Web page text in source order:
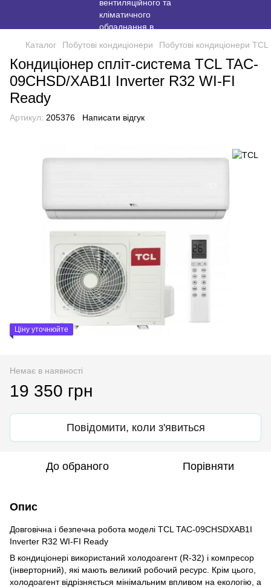
Каталог Побутові кондиціонери Побутові кондиціонери TCL
Кондиціонер спліт-система TCL TAC-
09CHSD/XAB1I Inverter R32 WI-FI
Ready
Артикул: 205376 Написати відгук
Ціну уточнюйте
Немає в наявності
19 350 грн
Повідомити, коли з'явиться
До обраного Порівняти
Опис
Довговічна і безпечна робота моделі TCL TAC-09CHSDXAB1I
Inverter R32 WI-FI Ready
В кондиціонері використаний холодоагент (R-32) і компресор
(інверторний), які мають великий робочий ресурс. Крім цього,
холодоагент відрізняється мінімальним впливом на екологію, а